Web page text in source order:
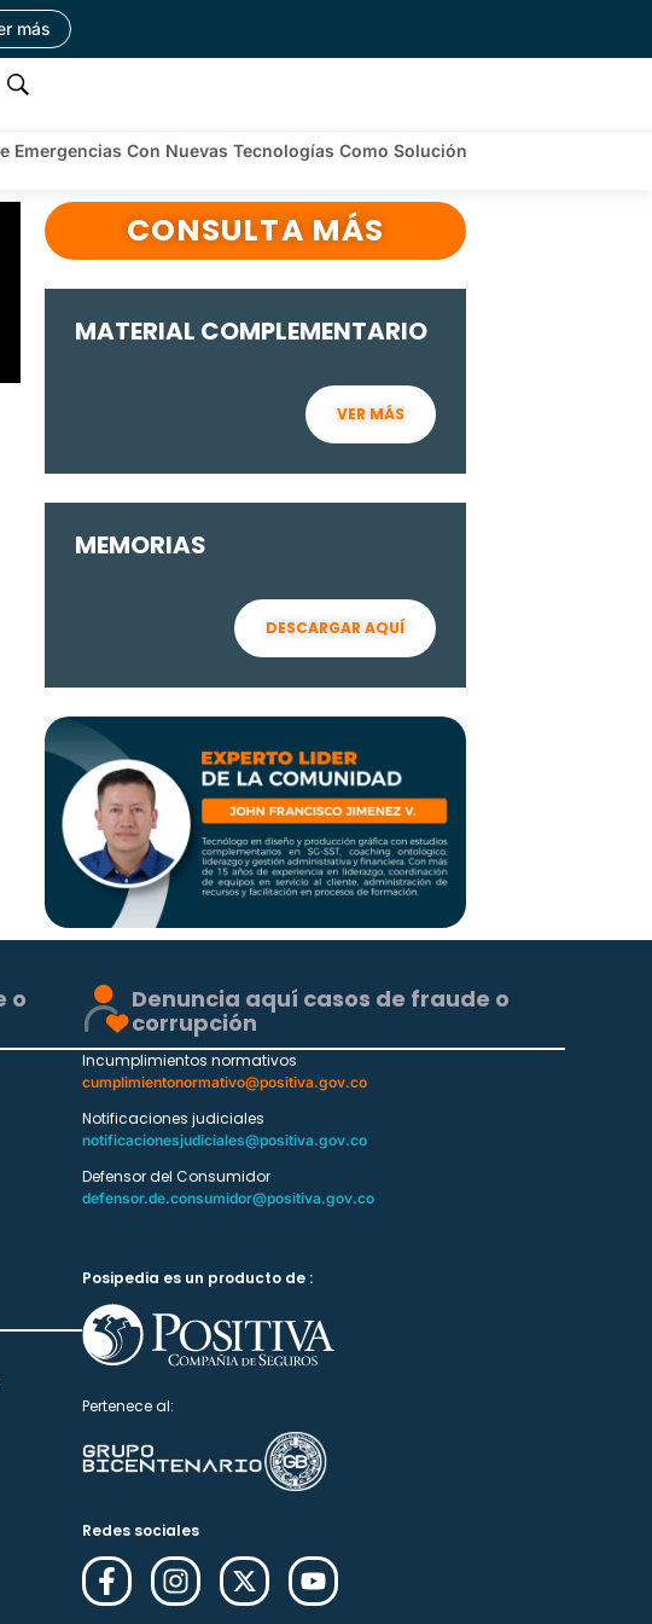
más
Emergencias Con Nuevas Tecnologías Como Solución
CONSULTA MÁS
MATERIAL COMPLEMENTARIO
VER MÁS
MEMORIAS
DESCARGAR AQUÍ
o
Denuncia aquí casos de fraude o
corrupción
Incumplimientos normativos
cumplimientonormativo@positiva.gov.co
Notificaciones judiciales
notificacionesjudiciales@positiva.gov.co
Defensor del Consumidor
defensor.de.consumidor@positiva.gov.co
Posipedia es un producto de :
Pertenece al:
Redes sociales